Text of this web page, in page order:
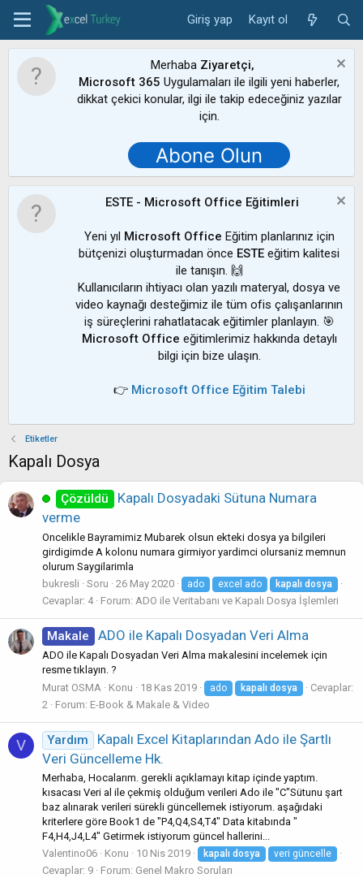
Giriş yap Kayıt ol
Merhaba Ziyaretçi,
Microsoft 365 Uygulamaları ile ilgili yeni haberler,
dikkat çekici konular, ilgi ile takip edeceğiniz yazılar
için.
Abone Olun
ESTE - Microsoft Office Eğitimleri
Yeni yıl Microsoft Office Eğitim planlarınız için
bütçenizi oluşturmadan önce ESTE eğitim kalitesi
ile tanışın. 🙌
Kullanıcıların ihtiyacı olan yazılı materyal, dosya ve
video kaynağı desteğimiz ile tüm ofis çalışanlarının
iş süreçlerini rahatlatacak eğitimler planlayın. 🎯
Microsoft Office eğitimlerimiz hakkında detaylı
bilgi için bize ulaşın.
👉 Microsoft Office Eğitim Talebi
Etiketler
Kapalı Dosya
Çözüldü
Kapalı Dosyadaki Sütuna Numara
verme
Oncelikle Bayramimiz Mubarek olsun ekteki dosya ya bilgileri
girdigimde A kolonu numara girmiyor yardimci olursaniz memnun
olurum Saygilarimla
bukresli
Soru 26 May 2020 ado excel ado kapalı dosya
Cevaplar: 4 Forum: ADO ile Veritabanı ve Kapalı Dosya İşlemleri
Makale ADO ile Kapalı Dosyadan Veri Alma
ADO ile Kapalı Dosyadan Veri Alma makalesini incelemek için
resme tıklayın. ?
Murat OSMA
Konu 18 Kas 2019 ado kapalı dosya
Cevaplar:
2
Forum: E-Book & Makale & Video
V Yardım
Kapalı Excel Kitaplarından Ado ile Şartlı
Veri Güncelleme Hk.
Merhaba, Hocalarım. gerekli açıklamayı kitap içinde yaptım.
kısacası Veri al ile çekmiş olduğum verileri Ado ile "C"Sütunu şart
baz alınarak verileri sürekli güncellemek istiyorum. aşağıdaki
kriterlere göre Book1 de "P4,Q4,S4,T4" Data kitabında "
F4,H4,J4,L4" Getirmek istiyorum güncel hallerini...
Valentino06
Konu 10 Nis 2019 kapalı dosya veri güncelle
Cevaplar: 9 Forum: Genel Makro Soruları